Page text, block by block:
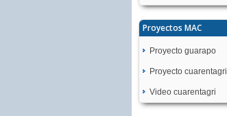
Proyectos MAC
Proyecto guarapo
Proyecto cuarentagri
Video cuarentagri